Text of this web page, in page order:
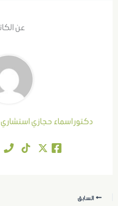
عن
دكتور اسماء حجازي استشاري
السابق